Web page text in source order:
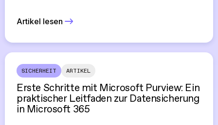
Artikel lesen
SICHERHEIT ARTIKEL
Erste Schritte mit Microsoft Purview: Ein
praktischer Leitfaden zur Datensicherung
in Microsoft 365